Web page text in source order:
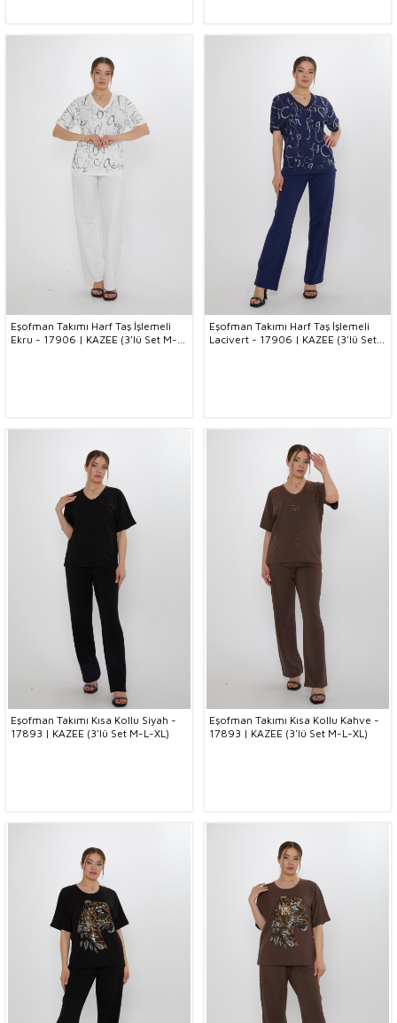
Eşofman Takımı Harf Taş İşlemeli
Ekru - 17906 | KAZEE (3'lü Set M-L-
Eşofman Takımı Harf Taş İşlemeli
Lacivert - 17906 | KAZEE (3'lü Set
Eşofman Takımı Kısa Kollu Siyah -
17893 | KAZEE (3'lü Set M-L-XL)
Eşofman Takımı Kısa Kollu Kahve -
17893 | KAZEE (3'lü Set M-L-XL)